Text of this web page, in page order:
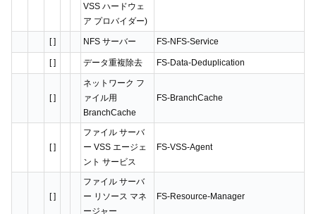
VSS ハードウェ
ア プロバイダー)
[ ] NFS サーバー FS-NFS-Service
[ ] データ重複除去 FS-Data-Deduplication
[ ]
ネットワーク フ
ァイル用
BranchCache
FS-BranchCache
[ ]
ファイル サーバ
ー VSS エージェ
ント サービス
FS-VSS-Agent
[ ]
ファイル サーバ
ー リソース マネ
ージャー
FS-Resource-Manager